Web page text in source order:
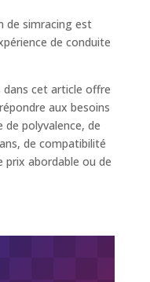
de simracing est
de conduite
cet article offre
aux besoins
de polyvalence, de
de compatibilité
prix abordable ou de